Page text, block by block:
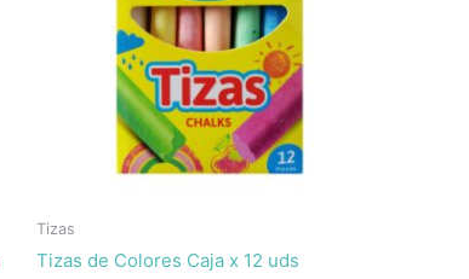
Tizas
Tizas de Colores Caja x 12 uds